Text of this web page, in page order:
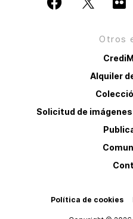
Otros
Alquiler
Solicitud de
Política de cookies